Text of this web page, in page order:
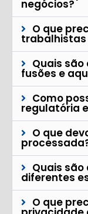
negócios?
O que
trabalhistas
Quais
fusões e
Como
regulatória
O que
Quais
diferentes
O que